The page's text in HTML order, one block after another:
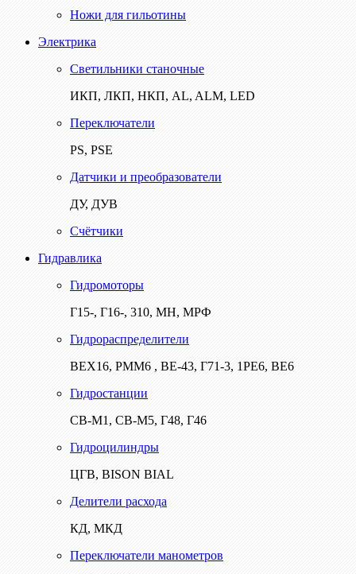
Ножи для гильотины
Электрика
Светильники станочные
ИКП, ЛКП, НКП, AL, ALM, LED
Переключатели
PS, PSE
Датчики и преобразователи
ДУ, ДУВ
Счётчики
Гидравлика
Гидромоторы
Г15-, Г16-, 310, МН, МРФ
Гидрораспределители
ВЕХ16, РММ6 , ВЕ-43, Г71-3, 1РЕ6, ВЕ6
Гидростанции
СВ-М1, СВ-М5, Г48, Г46
Гидроцилиндры
ЦГВ, BISON BIAL
Делители расхода
КД, МКД
Переключатели манометров